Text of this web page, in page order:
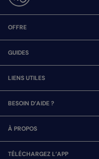
OFFRE
GUIDES
LIENS UTILES
BESOIN D’AIDE ?
À PROPOS
TÉLÉCHARGEZ L’APP